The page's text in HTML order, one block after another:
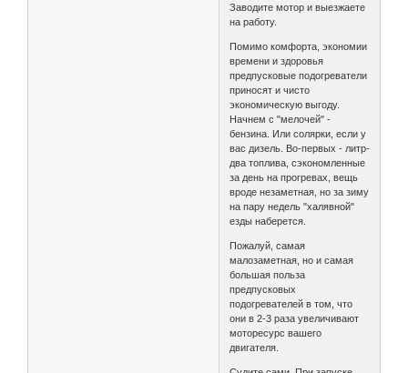
Заводите мотор и выезжаете
на работу.
Помимо комфорта, экономии
времени и здоровья
предпусковые подогреватели
приносят и чисто
экономическую выгоду.
Начнем с "мелочей" -
бензина. Или солярки, если у
вас дизель. Во-первых - литр-
два топлива, сэкономленные
за день на прогревах, вещь
вроде незаметная, но за зиму
на пару недель "халявной"
езды наберется.
Пожалуй, самая
малозаметная, но и самая
большая польза
предпусковых
подогревателей в том, что
они в 2-3 раза увеличивают
моторесурс вашего
двигателя.